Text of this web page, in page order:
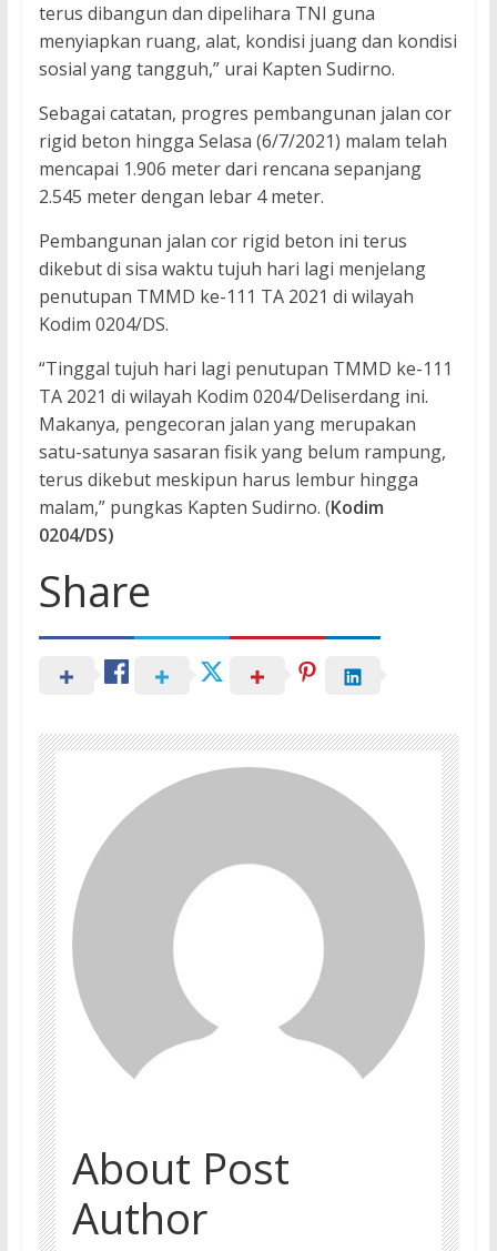
terus dibangun dan dipelihara TNI guna
menyiapkan ruang, alat, kondisi juang dan kondisi
sosial yang tangguh,” urai Kapten Sudirno.
Sebagai catatan, progres pembangunan jalan cor
rigid beton hingga Selasa (6/7/2021) malam telah
mencapai 1.906 meter dari rencana sepanjang
2.545 meter dengan lebar 4 meter.
Pembangunan jalan cor rigid beton ini terus
dikebut di sisa waktu tujuh hari lagi menjelang
penutupan TMMD ke-111 TA 2021 di wilayah
Kodim 0204/DS.
“Tinggal tujuh hari lagi penutupan TMMD ke-111
TA 2021 di wilayah Kodim 0204/Deliserdang ini.
Makanya, pengecoran jalan yang merupakan
satu-satunya sasaran fisik yang belum rampung,
terus dikebut meskipun harus lembur hingga
malam,” pungkas Kapten Sudirno. (Kodim
0204/DS)
Share
About Post
Author